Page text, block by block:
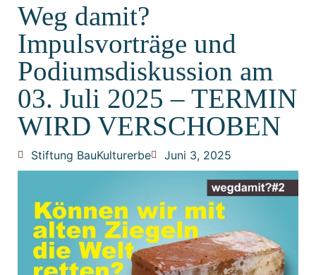
Weg damit?
Impulsvorträge und
Podiumsdiskussion am
03. Juli 2025 – TERMIN
WIRD VERSCHOBEN
Stiftung BauKulturerbe Juni 3, 2025